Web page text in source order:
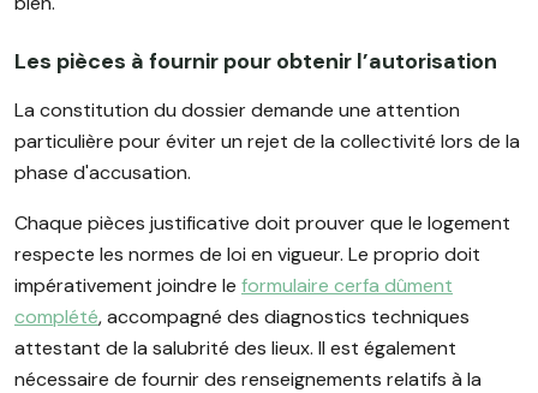
Les pièces à fournir pour obtenir l’autorisation
La constitution du dossier demande une attention
particulière pour éviter un rejet de la collectivité lors de la
phase d'accusation.
Chaque pièces justificative doit prouver que le logement
respecte les normes de loi en vigueur. Le proprio doit
impérativement joindre le formulaire cerfa dûment
complété, accompagné des diagnostics techniques
attestant de la salubrité des lieux. Il est également
nécessaire de fournir des renseignements relatifs à la